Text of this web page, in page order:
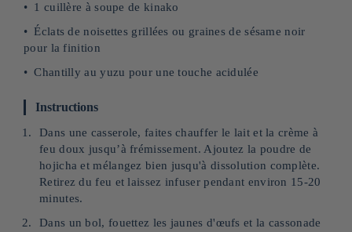
1 cuillère à soupe de kinako
Éclats de noisettes grillées ou graines de sésame noir
pour la finition
Chantilly au yuzu pour une touche acidulée
Instructions
Dans une casserole, faites chauffer le lait et la crème à
feu doux jusqu’à frémissement. Ajoutez la poudre de
hojicha et mélangez bien jusqu'à dissolution complète.
Retirez du feu et laissez infuser pendant environ 15-20
minutes.
Dans un bol, fouettez les jaunes d'œufs et la cassonade